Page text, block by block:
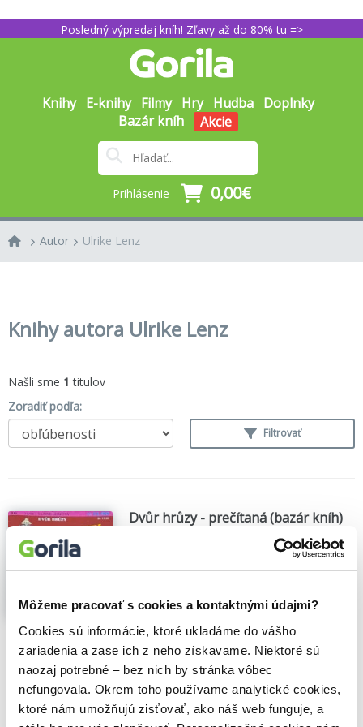
Môžeme pracovať s cookies a kontaktnými údajmi?
Cookies sú informácie, ktoré ukladáme do vášho
zariadenia a zase ich z neho získavame. Niektoré sú
naozaj potrebné – bez nich by stránka vôbec
nefungovala. Okrem toho používame analytické cookies,
ktoré nám umožňujú zisťovať, ako náš web funguje, a
Posledný výpredaj kníh! Zľavy až do 80% tu =>
Knihy E-knihy Filmy Hry Hudba Doplnky
Bazár kníh
Akcie
Prihlásenie 0,00€
Autor Ulrike Lenz
Knihy autora Ulrike Lenz
Našli sme 1 titulov
Zoradiť podľa:
Filtrovať
Dvůr hrůzy - prečítaná (bazár kníh)
(1993)
🍎 Je nám ľúto, ale predaj už skončil